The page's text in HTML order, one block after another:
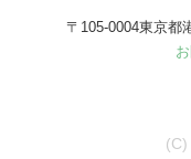
〒105-0004東京都
(C)